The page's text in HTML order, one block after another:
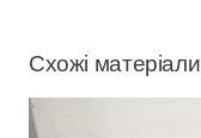
Схожі матеріали